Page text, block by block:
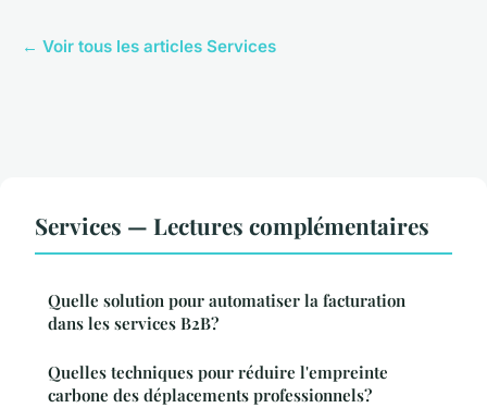
← Voir tous les articles Services
Services — Lectures complémentaires
Quelle solution pour automatiser la facturation
dans les services B2B?
Quelles techniques pour réduire l'empreinte
carbone des déplacements professionnels?